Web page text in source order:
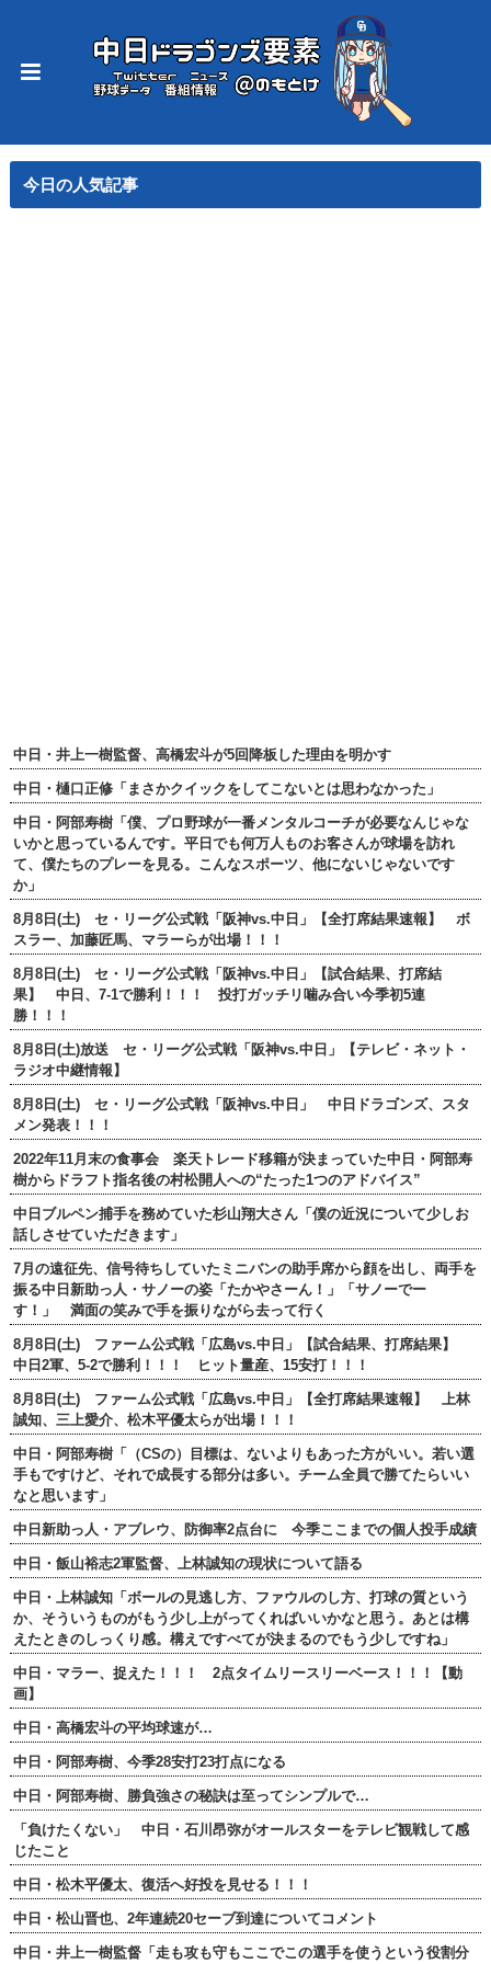
今日の人気記事
中日・井上一樹監督、高橋宏斗が5回降板した理由を明かす
中日・樋口正修「まさかクイックをしてこないとは思わなかった」
中日・阿部寿樹「僕、プロ野球が一番メンタルコーチが必要なんじゃな
いかと思っているんです。平日でも何万人ものお客さんが球場を訪れ
て、僕たちのプレーを見る。こんなスポーツ、他にないじゃないです
か」
8月8日(土) セ・リーグ公式戦「阪神vs.中日」【全打席結果速報】 ボ
スラー、加藤匠馬、マラーらが出場！！！
8月8日(土) セ・リーグ公式戦「阪神vs.中日」【試合結果、打席結
果】 中日、7-1で勝利！！！ 投打ガッチリ噛み合い今季初5連
勝！！！
8月8日(土)放送 セ・リーグ公式戦「阪神vs.中日」【テレビ・ネット・
ラジオ中継情報】
8月8日(土) セ・リーグ公式戦「阪神vs.中日」 中日ドラゴンズ、スタ
メン発表！！！
2022年11月末の食事会 楽天トレード移籍が決まっていた中日・阿部寿
樹からドラフト指名後の村松開人への“たった1つのアドバイス”
中日ブルペン捕手を務めていた杉山翔大さん「僕の近況について少しお
話しさせていただきます」
7月の遠征先、信号待ちしていたミニバンの助手席から顔を出し、両手を
振る中日新助っ人・サノーの姿「たかやさーん！」「サノーでー
す！」 満面の笑みで手を振りながら去って行く
8月8日(土) ファーム公式戦「広島vs.中日」【試合結果、打席結果】
中日2軍、5-2で勝利！！！ ヒット量産、15安打！！！
8月8日(土) ファーム公式戦「広島vs.中日」【全打席結果速報】 上林
誠知、三上愛介、松木平優太らが出場！！！
中日・阿部寿樹「（CSの）目標は、ないよりもあった方がいい。若い選
手もですけど、それで成長する部分は多い。チーム全員で勝てたらいい
なと思います」
中日新助っ人・アブレウ、防御率2点台に 今季ここまでの個人投手成績
中日・飯山裕志2軍監督、上林誠知の現状について語る
中日・上林誠知「ボールの見逃し方、ファウルのし方、打球の質という
か、そういうものがもう少し上がってくればいいかなと思う。あとは構
えたときのしっくり感。構えですべてが決まるのでもう少しですね」
中日・マラー、捉えた！！！ 2点タイムリースリーベース！！！【動
画】
中日・高橋宏斗の平均球速が…
中日・阿部寿樹、今季28安打23打点になる
中日・阿部寿樹、勝負強さの秘訣は至ってシンプルで…
「負けたくない」 中日・石川昂弥がオールスターをテレビ観戦して感
じたこと
中日・松木平優太、復活へ好投を見せる！！！
中日・松山晋也、2年連続20セーブ到達についてコメント
中日・井上一樹監督「走も攻も守もここでこの選手を使うという役割分